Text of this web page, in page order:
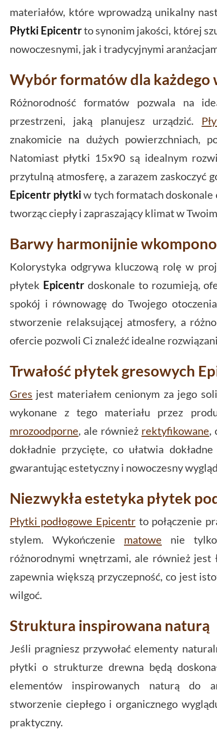
materiałów, które wprowadzą unikalny
Płytki Epicentrto synonim jakości, której
nowoczesnymi, jak i tradycyjnymi
Wybór formatów dla każdego
Różnorodność formatów pozwala na
przestrzeni, jaką planujesz urządzić.
znakomicie na dużych powierzchniach,
Natomiast płytki 15x90 są idealnym
przytulną atmosferę, a zarazem zaskoczyć
Epicentr płytkiw tych formatach
tworząc ciepły i zapraszający klimat w
Barwy harmonijnie
Kolorystyka odgrywa kluczową rolę w
płytek Epicentrdoskonale to rozumieją,
spokój i równowagę do Twojego
stworzenie relaksującej atmosfery, a
ofercie pozwoli Ci znaleźć idealne
Trwałość płytek gresowych
Gres jest materiałem cenionym za jego
wykonane z tego materiału przez
mrozoodporne, ale również rektyfikowane,
dokładnie przycięte, co ułatwia
gwarantując estetyczny i nowoczesny
Niezwykła estetyka płytek
Płytki podłogowe Epicentrto połączenie
stylem. Wykończenie matowe nie
różnorodnymi wnętrzami, ale również jest
zapewnia większą przyczepność, co jest
wilgoć.
Struktura inspirowana naturą
Jeśli pragniesz przywołać elementy
płytki o strukturze drewna będą
elementów inspirowanych naturą do
stworzenie ciepłego i organicznego
praktyczny.